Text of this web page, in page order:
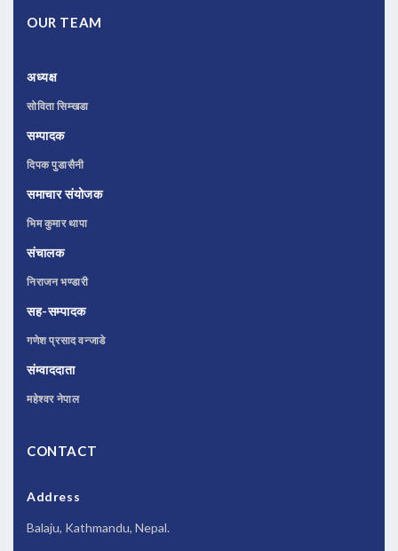
OUR TEAM
अध्यक्ष
सोविता सिम्खडा
सम्पादक
दिपक पुडासैनी
समाचार संयोजक
भिम कुमार थापा
संचालक
निराजन भण्डारी
सह-सम्पादक
गणेश प्रसाद वन्जाडे
संम्वाददाता
महेश्वर नेपाल
CONTACT
Address
Balaju, Kathmandu, Nepal.